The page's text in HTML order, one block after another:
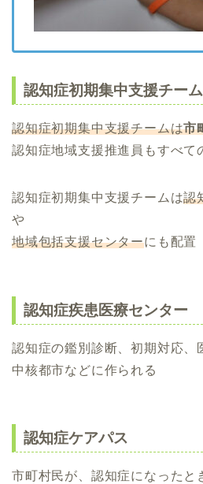
認知症初期集中支援チーム
認知症初期集中支援チームは市
認知症地域支援推進員もすべて
認知症初期集中支援チームは認
や
地域包括支援センターにも配置
認知症疾患医療センター
認知症の鑑別診断、初期対応、
中核都市などに作られる
認知症ケアパス
市町村民が、認知症になったと